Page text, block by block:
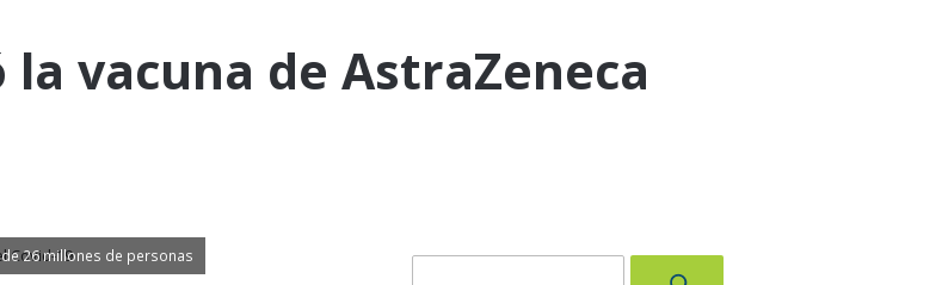
vacuna de AstraZeneca
26 millones de personas